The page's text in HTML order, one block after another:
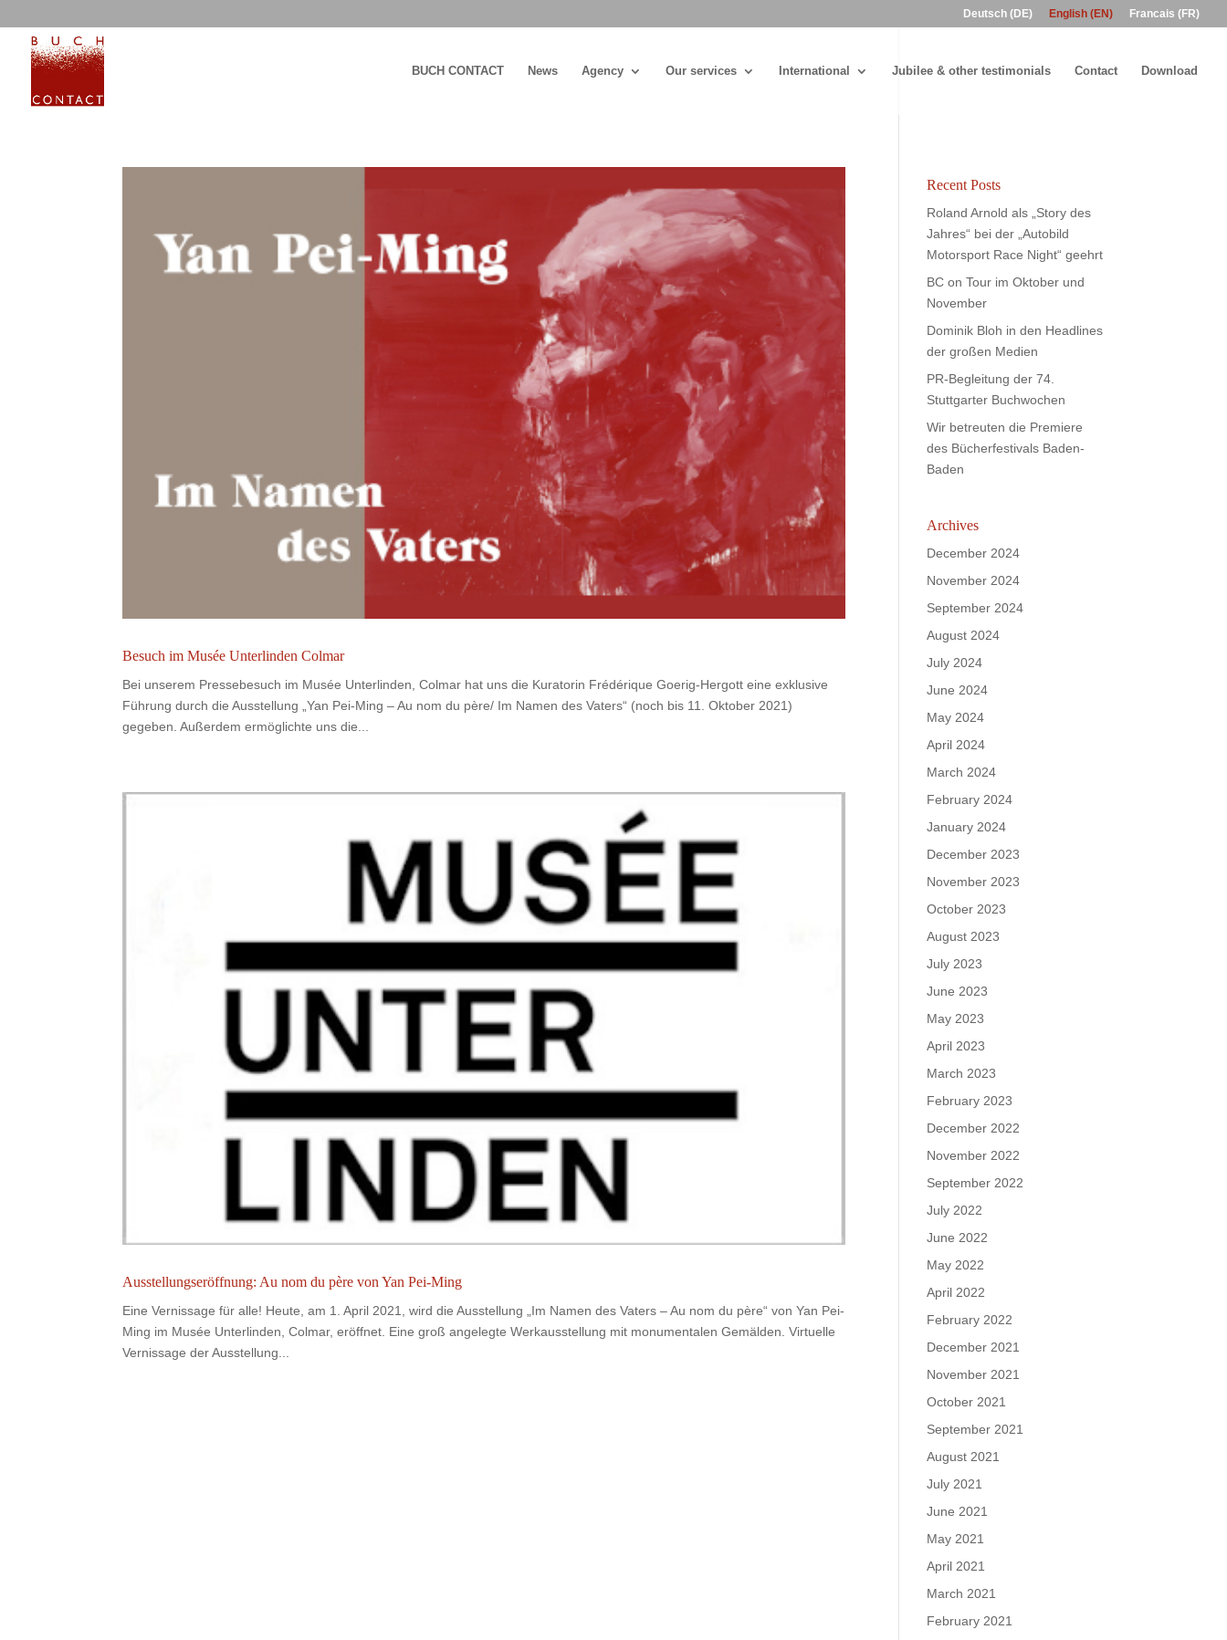
Deutsch (DE) English (EN) Francais (FR)
BUCH CONTACT News Agency Our services International Jubilee & other testimonials Contact Download
Besuch im Musée Unterlinden Colmar
Bei unserem Pressebesuch im Musée Unterlinden, Colmar hat uns die Kuratorin Frédérique Goerig-Hergott eine exklusive
Führung durch die Ausstellung „Yan Pei-Ming – Au nom du père/ Im Namen des Vaters“ (noch bis 11. Oktober 2021)
gegeben. Außerdem ermöglichte uns die...
Ausstellungseröffnung: Au nom du père von Yan Pei-Ming
Eine Vernissage für alle! Heute, am 1. April 2021, wird die Ausstellung „Im Namen des Vaters – Au nom du père“ von Yan Pei-
Ming im Musée Unterlinden, Colmar, eröffnet. Eine groß angelegte Werkausstellung mit monumentalen Gemälden. Virtuelle
Vernissage der Ausstellung...
Recent Posts
Roland Arnold als „Story des
Jahres“ bei der „Autobild
Motorsport Race Night“ geehrt
BC on Tour im Oktober und
November
Dominik Bloh in den Headlines
der großen Medien
PR-Begleitung der 74.
Stuttgarter Buchwochen
Wir betreuten die Premiere
des Bücherfestivals Baden-
Baden
Archives
December 2024
November 2024
September 2024
August 2024
July 2024
June 2024
May 2024
April 2024
March 2024
February 2024
January 2024
December 2023
November 2023
October 2023
August 2023
July 2023
June 2023
May 2023
April 2023
March 2023
February 2023
December 2022
November 2022
September 2022
July 2022
June 2022
May 2022
April 2022
February 2022
December 2021
November 2021
October 2021
September 2021
August 2021
July 2021
June 2021
May 2021
April 2021
March 2021
February 2021